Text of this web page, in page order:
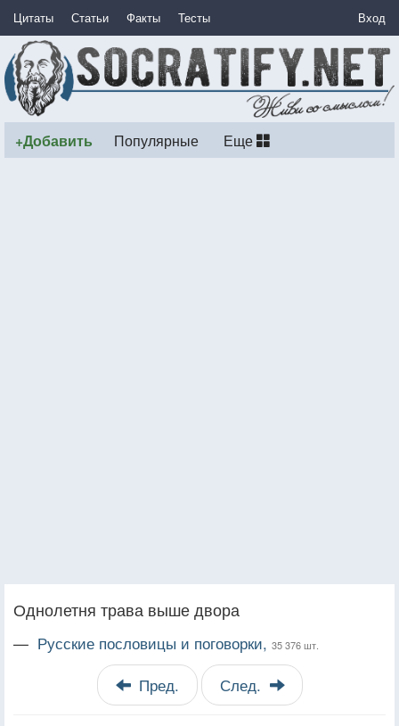
Цитаты Статьи Факты Тесты Вход
+Добавить Популярные Еще
Однолетня трава выше двора
— Русские пословицы и поговорки, 35 376 шт.
Пред. След.